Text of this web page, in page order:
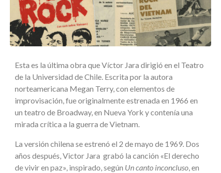
Esta es la última obra que Víctor Jara dirigió en el Teatro
de la Universidad de Chile. Escrita por la autora
norteamericana Megan Terry, con elementos de
improvisación, fue originalmente estrenada en 1966 en
un teatro de Broadway, en Nueva York y contenía una
mirada crítica a la guerra de Vietnam.
La versión chilena se estrenó el 2 de mayo de 1969. Dos
años después, Victor Jara grabó la canción «El derecho
de vivir en paz», inspirado, según Un canto inconcluso, en